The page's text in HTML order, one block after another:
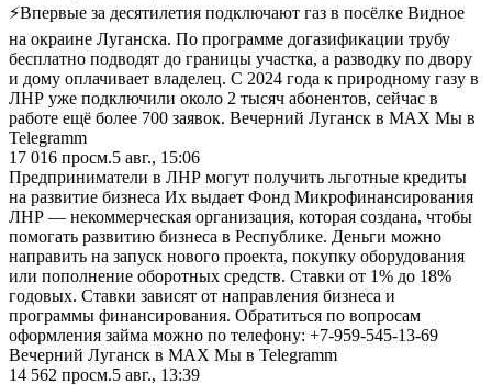
⚡️Впервые за десятилетия подключают газ в посёлке Видное
на окраине Луганска. По программе догазификации трубу
бесплатно подводят до границы участка, а разводку по двору
и дому оплачивает владелец. С 2024 года к природному газу в
ЛНР уже подключили около 2 тысяч абонентов, сейчас в
работе ещё более 700 заявок. Вечерний Луганск в MAX Мы в
Telegramm
17 016 просм.5 авг., 15:06
Предприниматели в ЛНР могут получить льготные кредиты
на развитие бизнеса Их выдает Фонд Микрофинансирования
ЛНР — некоммерческая организация, которая создана, чтобы
помогать развитию бизнеса в Республике. Деньги можно
направить на запуск нового проекта, покупку оборудования
или пополнение оборотных средств. Ставки от 1% до 18%
годовых. Ставки зависят от направления бизнеса и
программы финансирования. Обратиться по вопросам
оформления займа можно по телефону: +7-959-545-13-69
Вечерний Луганск в MAX Мы в Telegramm
14 562 просм.5 авг., 13:39